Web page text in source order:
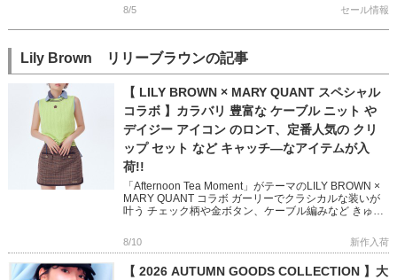
8/5 セール情報
Lily Brown リリーブラウンの記事
【 LILY BROWN × MARY QUANT スペシャル
コラボ 】カラバリ 豊富な ケーブル ニット や
デイジー アイコン のロンT、定番人気の クリ
ップ セット など キャッチ―なアイテムが入
荷!!
「Afternoon Tea Moment」がテーマのLILY BROWN ×
MARY QUANT コラボ ガーリーでクラシカルな装いが
叶う チェック柄や金ボタン、ケーブル編みなど きゅん
8/10 新作入荷
【 2026 AUTUMN GOODS COLLECTION 】大